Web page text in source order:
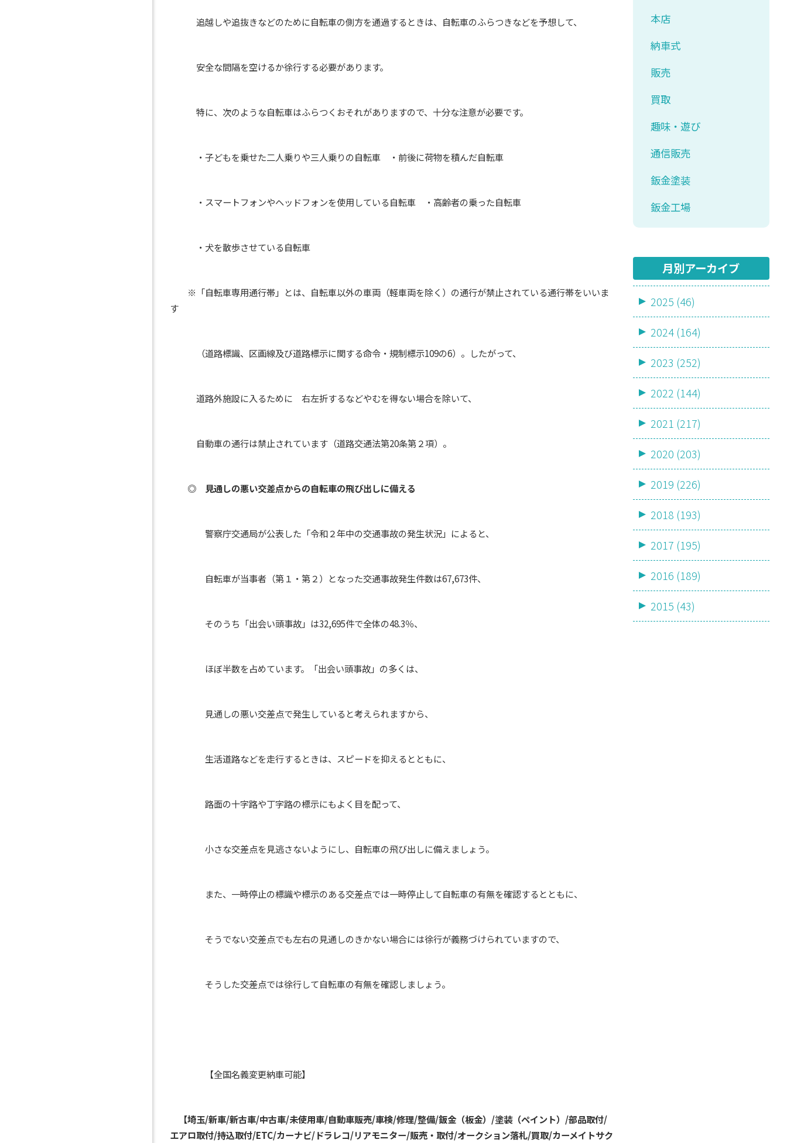
追越しや追抜きなどのために自転車の側方を通過するときは、自転車のふらつきなどを予想して、
安全な間隔を空けるか徐行する必要があります。
特に、次のような自転車はふらつくおそれがありますので、十分な注意が必要です。
・子どもを乗せた二人乗りや三人乗りの自転車 ・前後に荷物を積んだ自転車
・スマートフォンやヘッドフォンを使用している自転車 ・高齢者の乗った自転車
・犬を散歩させている自転車
※「自転車専用通行帯」とは、自転車以外の車両（軽車両を除く）の通行が禁止されている通行帯をいいま
す
（道路標識、区画線及び道路標示に関する命令・規制標示109の6）。したがって、
道路外施設に入るために 右左折するなどやむを得ない場合を除いて、
自動車の通行は禁止されています（道路交通法第20条第２項）。
◎ 見通しの悪い交差点からの自転車の飛び出しに備える
警察庁交通局が公表した「令和２年中の交通事故の発生状況」によると、
自転車が当事者（第１・第２）となった交通事故発生件数は67,673件、
そのうち「出会い頭事故」は32,695件で全体の48.3％、
ほぼ半数を占めています。「出会い頭事故」の多くは、
見通しの悪い交差点で発生していると考えられますから、
生活道路などを走行するときは、スピードを抑えるとともに、
路面の十字路や丁字路の標示にもよく目を配って、
小さな交差点を見逃さないようにし、自転車の飛び出しに備えましょう。
また、一時停止の標識や標示のある交差点では一時停止して自転車の有無を確認するとともに、
そうでない交差点でも左右の見通しのきかない場合には徐行が義務づけられていますので、
そうした交差点では徐行して自転車の有無を確認しましょう。
【全国名義変更納車可能】
【埼玉/新車/新古車/中古車/未使用車/自動車販売/車検/修理/整備/鈑金（板金）/塗装（ペイント）/部品取付/
エアロ取付/持込取付/ETC/カーナビ/ドラレコ/リアモニター/販売・取付/オークション落札/買取/カーメイトサク
本店
納車式
販売
買取
趣味・遊び
通信販売
鈑金塗装
鈑金工場
月別アーカイブ
2025 (46)
2024 (164)
2023 (252)
2022 (144)
2021 (217)
2020 (203)
2019 (226)
2018 (193)
2017 (195)
2016 (189)
2015 (43)